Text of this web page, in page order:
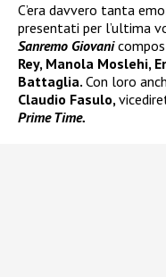
C’era davvero tanta
presentati per l’ultima
Sanremo Giovani
Rey, Manola Moslehi,
Battaglia. Con loro
Claudio Fasulo,
Prime Time.